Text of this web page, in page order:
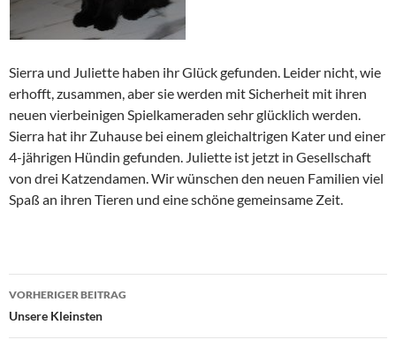
Sierra und Juliette haben ihr Glück gefunden. Leider nicht, wie
erhofft, zusammen, aber sie werden mit Sicherheit mit ihren
neuen vierbeinigen Spielkameraden sehr glücklich werden.
Sierra hat ihr Zuhause bei einem gleichaltrigen Kater und einer
4-jährigen Hündin gefunden. Juliette ist jetzt in Gesellschaft
von drei Katzendamen. Wir wünschen den neuen Familien viel
Spaß an ihren Tieren und eine schöne gemeinsame Zeit.
Beitragsnavigation
VORHERIGER BEITRAG
Unsere Kleinsten